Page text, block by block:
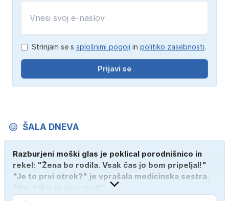
Strinjam se s splošnimi pogoji in politiko zasebnosti.
Prijavi se
ŠALA DNEVA
Razburjeni moški glas je poklical porodnišnico in
rekel: "Žena bo rodila. Vsak čas jo bom pripeljal!"
"Je to prvi otrok?" je vprašala medicinska sestra.